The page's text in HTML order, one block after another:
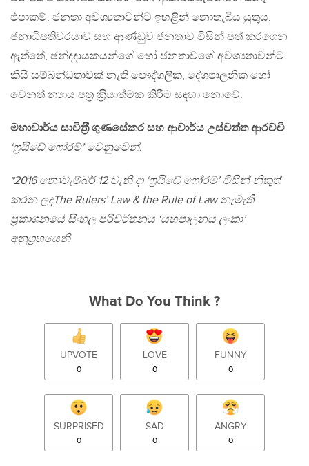
එපාකම්, ජනතා අවශ්‍යතාවන්ට ඉහළින් නොතැබිය යුතුය.
ජනාධිපතිවරයාව සහ ආණ්ඩුව ජනතාව විසින් පත් කරගෙන
ඇත්තේ, ඡන්දදායකයන්ගේ හෝ ජනතාවගේ අවශ්‍යතාවන්ට
කිසි සම්බන්ධතාවක් නැති පෞද්ගලික, දේශපාලනික හෝ
වෙනත් න්‍යාය පත‍්‍ර ක‍්‍රියාත්මක කිරීම සඳහා නොවේ.
මහාචාර්ය සාවිත‍්‍රී ගුණසේකර සහ ආචාර්ය උස්වත්ත ආරච්චි
‘ෆ‍්‍රයිඬේ ෆෝරම්’ වෙනුවෙන්.
*2016 නොවැම්බර් 12 වැනි දා ‘ෆ‍්‍රයිඬේ ෆෝරම්’ විසින් නිකුත්
කරන ලදThe Rulers’ Law & the Rule of Law නැමැති
ප‍්‍රකාශනයේ සිංහල පරිවර්තනය ‘යහපාලනය ලංකා’
අනුග‍්‍රහයෙනි
What Do You Think ?
UPVOTE
0
LOVE
0
FUNNY
0
SURPRISED
0
SAD
0
ANGRY
0